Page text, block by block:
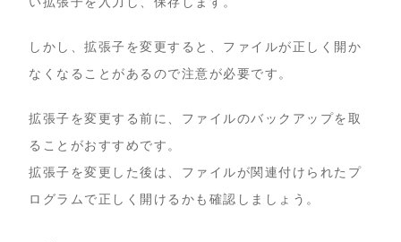
しかし、拡張子を変更すると、ファイルが正しく開か
なくなることがあるので注意が必要です。
拡張子を変更する前に、ファイルのバックアップを取
ることがおすすめです。
拡張子を変更した後は、ファイルが関連付けられたプ
ログラムで正しく開けるかも確認しましょう。